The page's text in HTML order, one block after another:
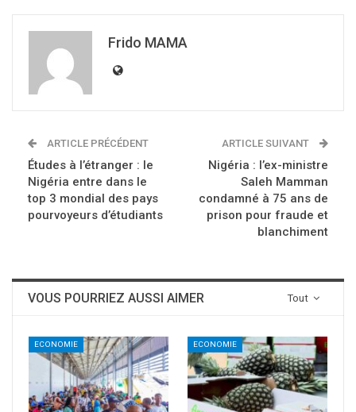
Frido MAMA
ARTICLE PRÉCÉDENT
Études à l’étranger : le
Nigéria entre dans le
top 3 mondial des pays
pourvoyeurs d’étudiants
ARTICLE SUIVANT
Nigéria : l’ex-ministre
Saleh Mamman
condamné à 75 ans de
prison pour fraude et
blanchiment
Tout
VOUS POURRIEZ AUSSI AIMER
ECONOMIE ECONOMIE